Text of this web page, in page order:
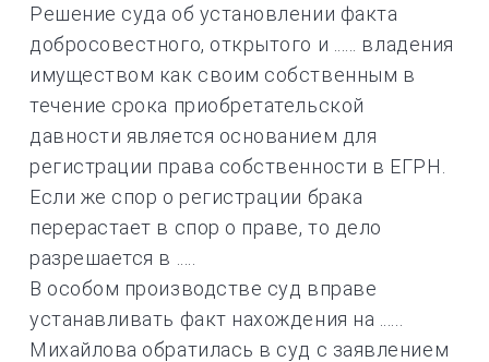
Решение суда об установлении факта
добросовестного, открытого и ...... владения
имуществом как своим собственным в
течение срока приобретательской
давности является основанием для
регистрации права собственности в ЕГРН.
Если же спор о регистрации брака
перерастает в спор о праве, то дело
разрешается в .....
В особом производстве суд вправе
устанавливать факт нахождения на ......
Михайлова обратилась в суд с заявлением